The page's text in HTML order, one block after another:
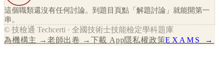
這個職類還沒有任何討論。到題目頁點「解題討論」就能開第一
串。
© 技檢通 Techcerti · 全國技術士技能檢定學科題庫
為機構主 → 老師出卷 → 下載 App隱私權政策EXAMS →